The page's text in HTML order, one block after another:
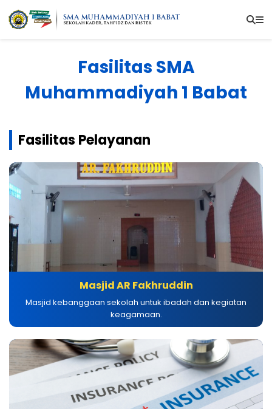
Fasilitas SMA
Muhammadiyah 1 Babat
Fasilitas Pelayanan
Masjid AR Fakhruddin
Masjid kebanggaan sekolah untuk ibadah dan kegiatan
keagamaan.